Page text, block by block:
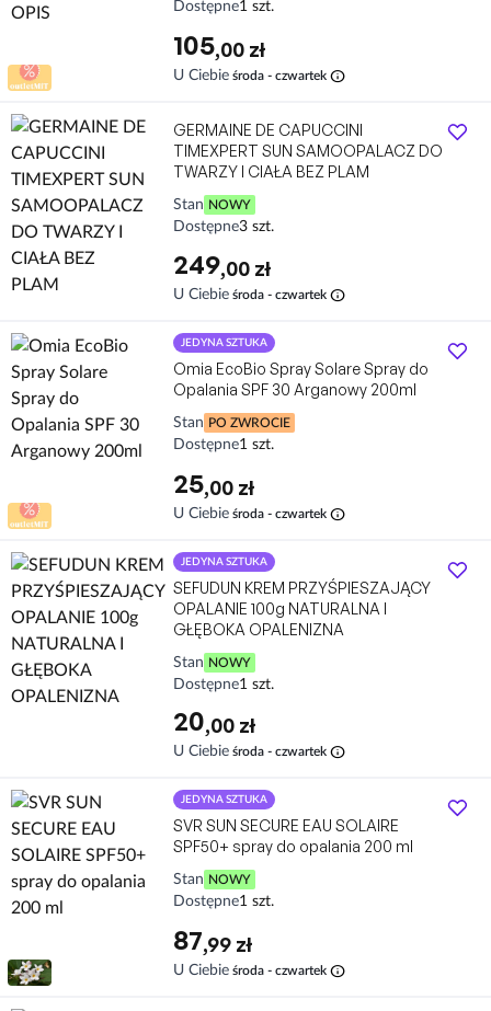
Dostępne1 szt.
105,00 zł
U Ciebie środa - czwartek info
GERMAINE DE CAPUCCINI
TIMEXPERT SUN SAMOOPALACZ DO
TWARZY I CIAŁA BEZ PLAM
Stan NOWY
Dostępne3 szt.
249,00 zł
U Ciebie środa - czwartek info
JEDYNA SZTUKA
Omia EcoBio Spray Solare Spray do
Opalania SPF 30 Arganowy 200ml
Stan PO ZWROCIE
Dostępne1 szt.
25,00 zł
U Ciebie środa - czwartek info
JEDYNA SZTUKA
SEFUDUN KREM PRZYŚPIESZAJĄCY
OPALANIE 100g NATURALNA I
GŁĘBOKA OPALENIZNA
Stan NOWY
Dostępne1 szt.
20,00 zł
U Ciebie środa - czwartek info
JEDYNA SZTUKA
SVR SUN SECURE EAU SOLAIRE
SPF50+ spray do opalania 200 ml
Stan NOWY
Dostępne1 szt.
87,99 zł
U Ciebie środa - czwartek info